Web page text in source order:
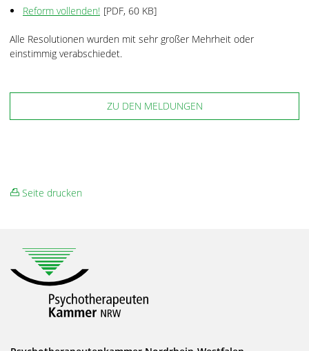
Reform vollenden! [PDF, 60 KB]
Alle Resolutionen wurden mit sehr großer Mehrheit oder
einstimmig verabschiedet.
ZU DEN MELDUNGEN
Seite drucken